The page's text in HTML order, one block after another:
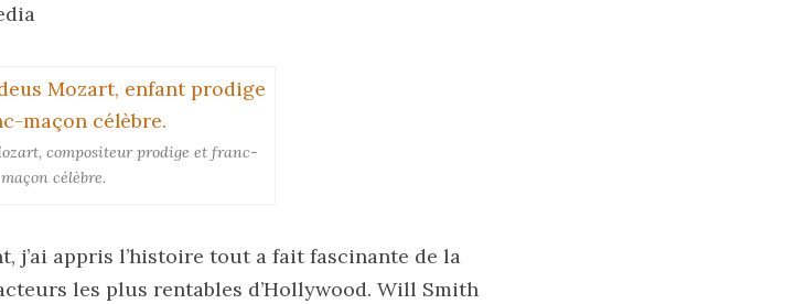
compositeur prodige et franc-
maçon célèbre.
j’ai appris l’histoire tout a fait fascinante de la
les plus rentables d’Hollywood. Will Smith